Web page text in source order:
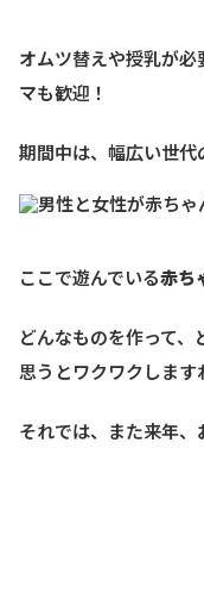
オムツ替えや授乳が
マも歓迎！
期間中は、幅広い世代
ここで遊んでいる赤ち
どんなものを作って
思うとワクワクします
それでは、また来年、